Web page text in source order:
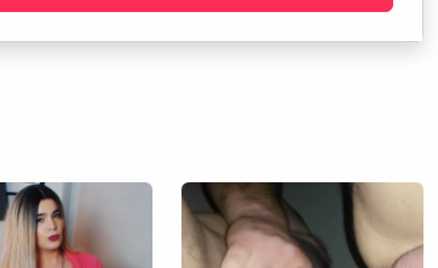
wie Fotos und Nachrichten
will.
zusammen mit den eigentlich
die es ermöglichen, auf Ihrem